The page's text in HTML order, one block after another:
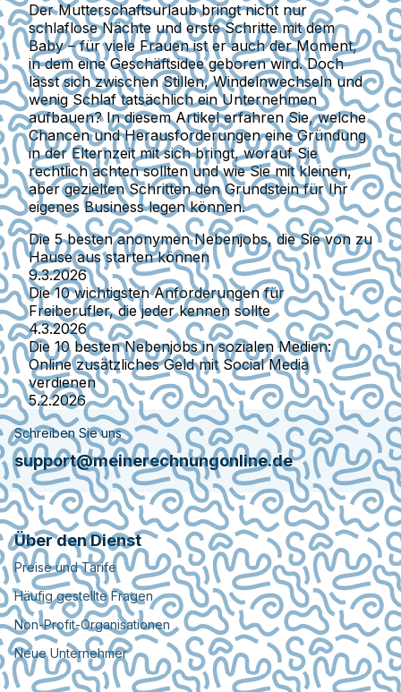
Der Mutterschaftsurlaub bringt nicht nur
schlaflose Nächte und erste Schritte mit dem
Baby – für viele Frauen ist er auch der Moment,
in dem eine Geschäftsidee geboren wird. Doch
lässt sich zwischen Stillen, Windelnwechseln und
wenig Schlaf tatsächlich ein Unternehmen
aufbauen? In diesem Artikel erfahren Sie, welche
Chancen und Herausforderungen eine Gründung
in der Elternzeit mit sich bringt, worauf Sie
rechtlich achten sollten und wie Sie mit kleinen,
aber gezielten Schritten den Grundstein für Ihr
eigenes Business legen können.
Die 5 besten anonymen Nebenjobs, die Sie von zu
Hause aus starten können
9.3.2026
Die 10 wichtigsten Anforderungen für
Freiberufler, die jeder kennen sollte
4.3.2026
Die 10 besten Nebenjobs in sozialen Medien:
Online zusätzliches Geld mit Social Media
verdienen
5.2.2026
Schreiben Sie uns
support@meinerechnungonline.de
Über den Dienst
Preise und Tarife
Häufig gestellte Fragen
Non-Profit-Organisationen
Neue Unternehmer